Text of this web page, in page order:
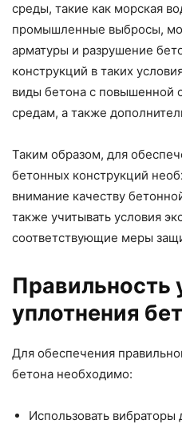
среды, такие как морская
промышленные выбросы,
арматуры и разрушение
конструкций в таких
виды бетона с повышенной
средам, а также
Таким образом, для
бетонных конструкций
внимание качеству
также учитывать условия
соответствующие меры
Правильность
уплотнения
Для обеспечения
бетона необходимо:
Использовать